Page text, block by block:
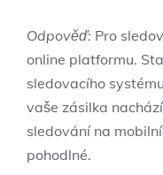
Odpověď: Pro
online platformu.
sledovacího
vaše zásilka
sledování na
pohodlné.